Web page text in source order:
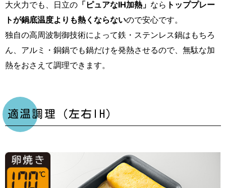
大火力でも、日立の 「ピュアなIH加熱」 なら トッププレー
トが鍋底温度よりも熱くならないので安心です。
独自の高周波制御技術によって鉄・ステンレス鍋はもちろ
ん、アルミ・銅鍋でも鍋だけを発熱させるので、無駄な加
熱をおさえて調理できます。
適温調理（左右IH）